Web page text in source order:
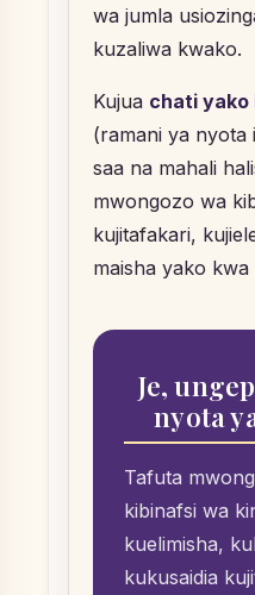
wa jumla
kuzaliwa kwako.
Kujua chati yako
(ramani ya nyota
saa na mahali
mwongozo wa
kujitafakari,
maisha yako kwa
Je,
nyota
Tafuta
kibinafsi wa
kuelimisha,
kukusaidia